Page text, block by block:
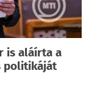
is aláírta a
politikáját